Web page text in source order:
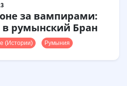
за вампирами:
румынский Бран
(Истории) Румыния